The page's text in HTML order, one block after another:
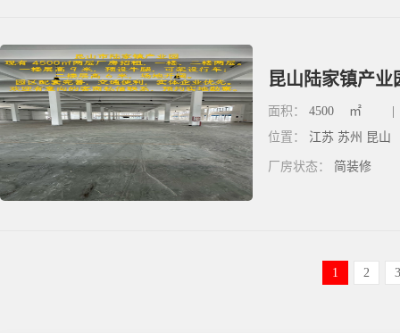
昆山陆家镇产业
面积： 4500 ㎡
位置： 江苏 苏州 昆山
厂房状态： 简装修
1 2 3